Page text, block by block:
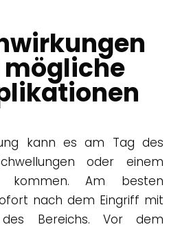
mögliche
kann es am Tag des
oder einem
kommen. Am besten
nach dem Eingriff mit
Bereichs. Vor dem